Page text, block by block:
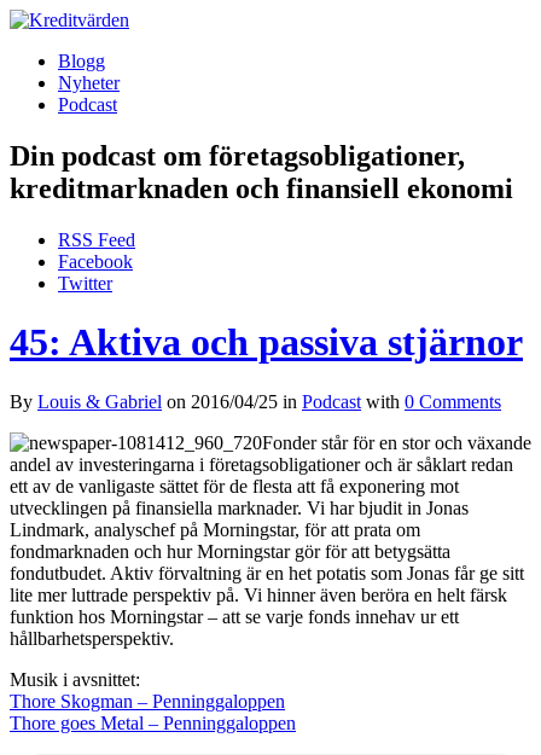
Blogg
Nyheter
Podcast
Din podcast om företagsobligationer,
kreditmarknaden och finansiell ekonomi
RSS Feed
Facebook
Twitter
45: Aktiva och passiva stjärnor
By Louis & Gabriel on 2016/04/25 in Podcast with 0 Comments
Fonder står för en stor och växande
andel av investeringarna i företagsobligationer och är såklart redan
ett av de vanligaste sättet för de flesta att få exponering mot
utvecklingen på finansiella marknader. Vi har bjudit in Jonas
Lindmark, analyschef på Morningstar, för att prata om
fondmarknaden och hur Morningstar gör för att betygsätta
fondutbudet. Aktiv förvaltning är en het potatis som Jonas får ge sitt
lite mer luttrade perspektiv på. Vi hinner även beröra en helt färsk
funktion hos Morningstar – att se varje fonds innehav ur ett
hållbarhetsperspektiv.
Musik i avsnittet:
Thore Skogman – Penninggaloppen
Thore goes Metal – Penninggaloppen